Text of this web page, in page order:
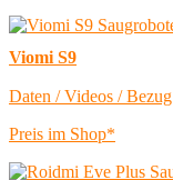
Viomi S9
Daten / Videos / Bezug
Preis im Shop*